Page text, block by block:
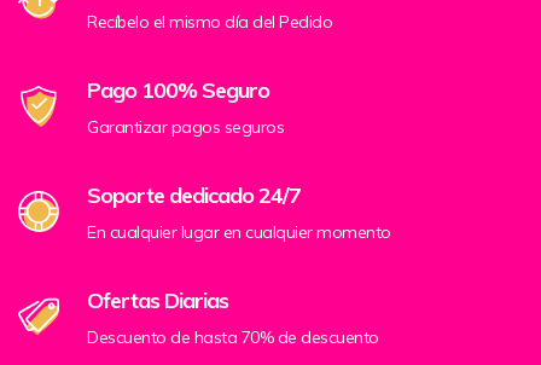
Recíbelo el mismo día del Pedido
Pago 100% Seguro
Garantizar pagos seguros
Soporte dedicado 24/7
En cualquier lugar en cualquier momento
Ofertas Diarias
Descuento de hasta 70% de descuento